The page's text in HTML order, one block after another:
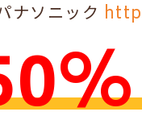
ナソニック